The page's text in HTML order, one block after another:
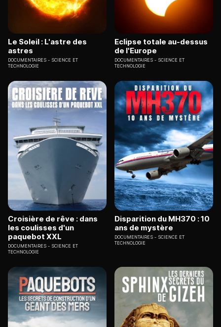
Le Soleil : L'astre des
astres
DOCUMENTAIRES
SCIENCE ET
TECHNOLOGIE
Eclipse totale au-dessus
de l'Europe
DOCUMENTAIRES
SCIENCE ET
TECHNOLOGIE
Croisière de rêve : dans
les coulisses d'un
paquebot XXL
DOCUMENTAIRES
SCIENCE ET
TECHNOLOGIE
Disparition du MH370 : 10
ans de mystère
DOCUMENTAIRES
SCIENCE ET
TECHNOLOGIE